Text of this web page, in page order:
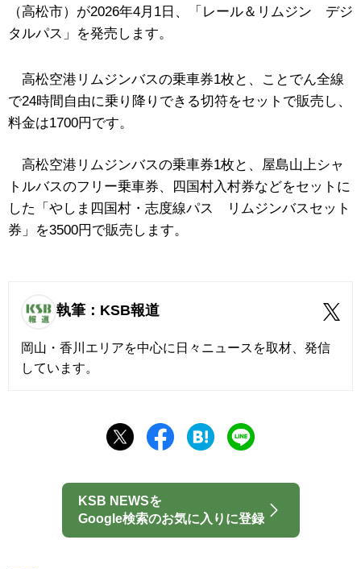
（高松市）が2026年4月1日、「レール＆リムジン デジ
タルパス」を発売します。
高松空港リムジンバスの乗車券1枚と、ことでん全線
で24時間自由に乗り降りできる切符をセットで販売し、
料金は1700円です。
高松空港リムジンバスの乗車券1枚と、屋島山上シャ
トルバスのフリー乗車券、四国村入村券などをセットに
した「やしま四国村・志度線パス リムジンバスセット
券」を3500円で販売します。
執筆：KSB報道
岡山・香川エリアを中心に日々ニュースを取材、発信
しています。
KSB NEWSを
Google検索のお気に入りに登録